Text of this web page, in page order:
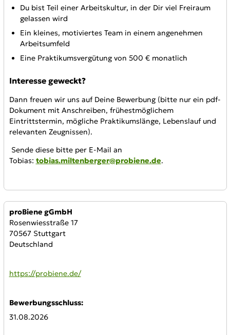
Du bist Teil einer Arbeitskultur, in der Dir viel Freiraum
gelassen wird
Ein kleines, motiviertes Team in einem angenehmen
Arbeitsumfeld
Eine Praktikumsvergütung von 500 € monatlich
Interesse geweckt?
Dann freuen wir uns auf Deine Bewerbung (bitte nur ein pdf-
Dokument mit Anschreiben, frühestmöglichem
Eintrittstermin, mögliche Praktikumslänge, Lebenslauf und
relevanten Zeugnissen).
Sende diese bitte per E-Mail an
Tobias: tobias.miltenberger@probiene.de.
Anbieter:
proBiene gGmbH
Rosenwiesstraße 17
70567 Stuttgart
Deutschland
WWW:
https://probiene.de/
Bewerbungsschluss:
31.08.2026